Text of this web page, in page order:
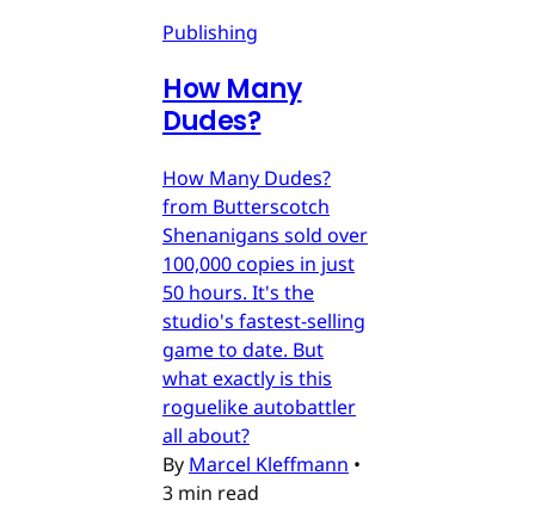
Publishing
How Many
Dudes?
How Many Dudes?
from Butterscotch
Shenanigans sold over
100,000 copies in just
50 hours. It's the
studio's fastest-selling
game to date. But
what exactly is this
roguelike autobattler
all about?
By Marcel Kleffmann •
3 min read